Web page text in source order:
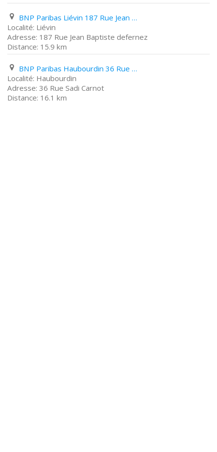
BNP Paribas Liévin 187 Rue Jean Baptiste defernez
Liévin
187 Rue Jean Baptiste defernez
15.9 km
BNP Paribas Haubourdin 36 Rue Sadi Carnot
Haubourdin
36 Rue Sadi Carnot
16.1 km